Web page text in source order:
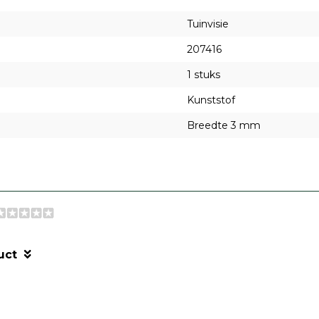
Tuinvisie
207416
1 stuks
Kunststof
Breedte 3 mm